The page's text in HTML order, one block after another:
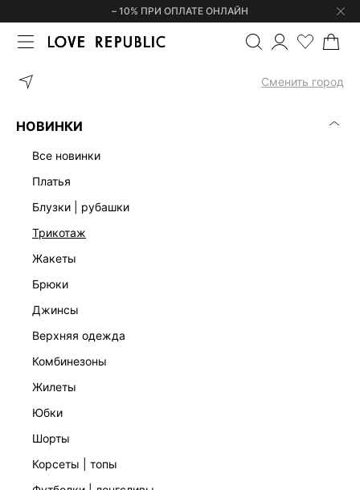
– 10% ПРИ ОПЛАТЕ ОНЛАЙН
Сменить город
НОВИНКИ
все новинки
платья
блузки | рубашки
трикотаж
жакеты
брюки
джинсы
верхняя одежда
комбинезоны
жилеты
юбки
шорты
корсеты | топы
ГЛАВНАЯ ЦЕПОЧКА ДЛЯ ОЧКОВ ИЗ